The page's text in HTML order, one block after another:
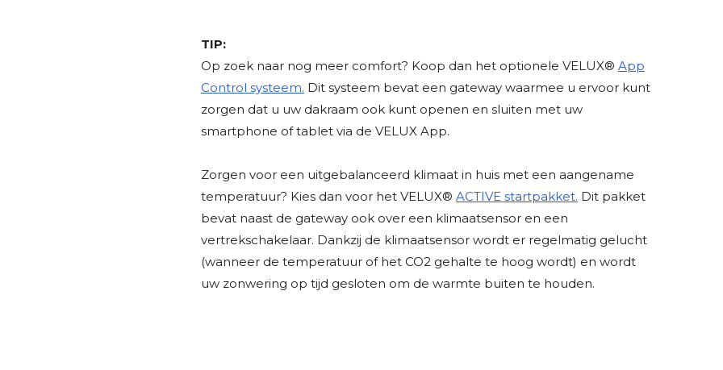
TIP:
Op zoek naar nog meer comfort? Koop dan het optionele VELUX® App
Control systeem. Dit systeem bevat een gateway waarmee u ervoor kunt
zorgen dat u uw dakraam ook kunt openen en sluiten met uw
smartphone of tablet via de VELUX App.
Zorgen voor een uitgebalanceerd klimaat in huis met een aangename
temperatuur? Kies dan voor het VELUX® ACTIVE startpakket. Dit pakket
bevat naast de gateway ook over een klimaatsensor en een
vertrekschakelaar. Dankzij de klimaatsensor wordt er regelmatig gelucht
(wanneer de temperatuur of het CO2 gehalte te hoog wordt) en wordt
uw zonwering op tijd gesloten om de warmte buiten te houden.